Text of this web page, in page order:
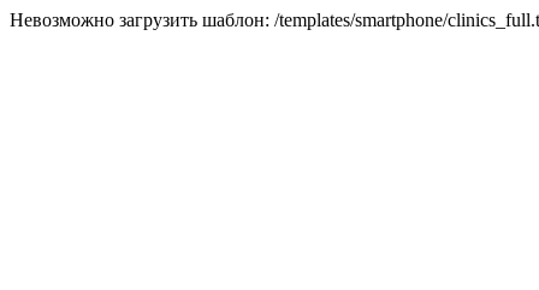
Невозможно загрузить шаблон: /templates/smartphone/